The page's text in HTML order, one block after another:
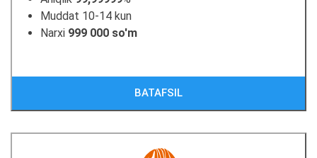
Muddat 10-14 kun
Narxi 999 000 so'm
BATAFSIL